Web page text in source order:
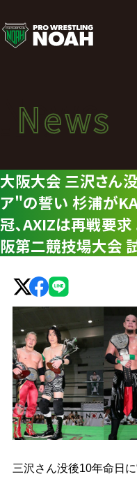
ニ
ュ
ー
ス
|
プ
ロ
レ
ス
リ
ン
グ・
News
ニュース
News
大阪大会 三沢さん
ア"の誓い 杉浦が
冠､AXIZは再戦要求
阪第二競技場大会
三沢さん没後10年命日